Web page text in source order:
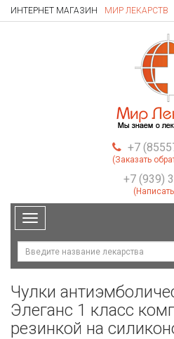
ИНТЕРНЕТ МАГАЗИН МИР ЛЕКАРСТВ
+7
(Заказать
+7 (939)
Toggle
navigation
Чулки
Элеганс 1 класс
резинкой на